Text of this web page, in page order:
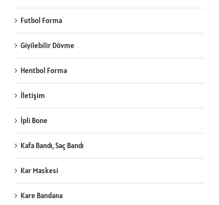
Futbol Forma
Giyilebilir Dövme
Hentbol Forma
İletişim
İpli Bone
Kafa Bandı, Saç Bandı
Kar Maskesi
Kare Bandana